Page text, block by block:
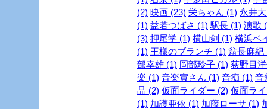
(2) 映画 (23) 栄ちゃん (1) 永井
(1) 益若つばさ (1) 駅長 (1) 演歌
(3) 押尾学 (1) 横山剣 (1) 横浜ベ
(1) 王様のブランチ (1) 翁長麻紀
部幸雄 (1) 岡部玲子 (1) 荻野目
楽 (1) 音楽寅さん (1) 音痴 (1) 音
品 (2) 仮面ライダー (2) 仮面ラ
(1) 加護亜依 (1) 加藤ローサ (1)